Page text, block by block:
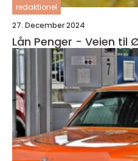
redaktionel
27. December 2024
Lån Penger - Veien til